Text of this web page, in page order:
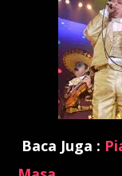
Baca Juga :